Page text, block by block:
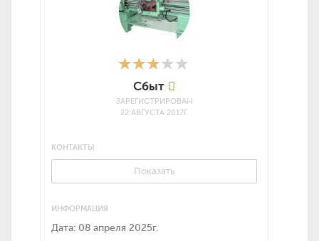
Сбыт
ЗАРЕГИСТРИРОВАН
22 АВГУСТА 2017Г.
КОНТАКТЫ
Показать
ИНФОРМАЦИЯ
Дата: 08 апреля 2025г.